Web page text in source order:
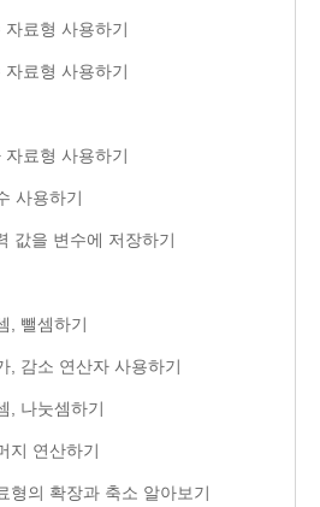
자료형 사용하기
자료형 사용하기
자료형 사용하기
사용하기
값을 변수에 저장하기
, 뺄셈하기
, 감소 연산자 사용하기
, 나눗셈하기
지 연산하기
형의 확장과 축소 알아보기